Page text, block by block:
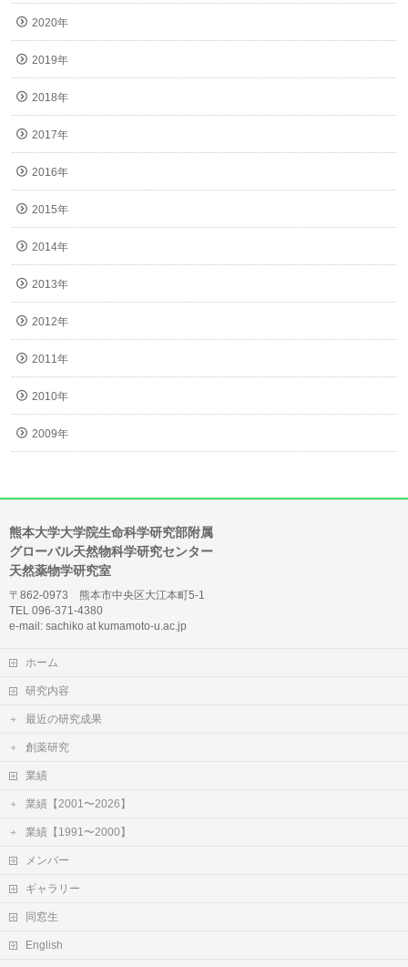
2020年
2019年
2018年
2017年
2016年
2015年
2014年
2013年
2012年
2011年
2010年
2009年
熊本大学大学院生命科学研究部附属
グローバル天然物科学研究センター
天然薬物学研究室
〒862-0973 熊本市中央区大江本町5-1
TEL 096-371-4380
e-mail: sachiko at kumamoto-u.ac.jp
ホーム
研究内容
最近の研究成果
創薬研究
業績
業績【2001〜2026】
業績【1991〜2000】
メンバー
ギャラリー
同窓生
English